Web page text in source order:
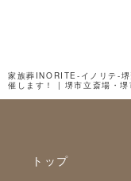
2024年5月
2024年4月
2024年2月
家族葬INORITE-イノリテ-
催します！ | 堺市立斎場・堺
トップ